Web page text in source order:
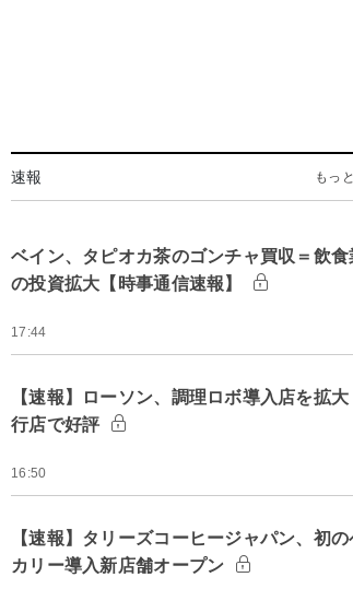
速報 もっ
ベイン、タピオカ茶のゴンチャ買収＝飲食
の投資拡大【時事通信速報】
17:44
【速報】ローソン、調理ロボ導入店を拡
行店で好評
16:50
【速報】タリーズコーヒージャパン、初
カリー導入新店舗オープン